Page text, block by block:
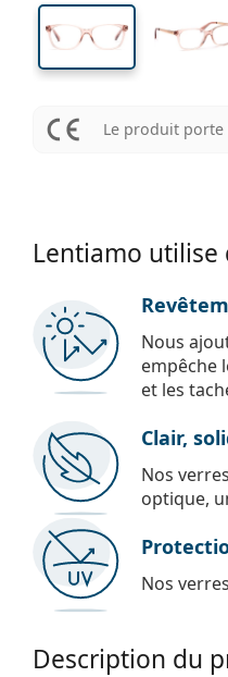
Le produit porte
Lentiamo utilise
Nous
empêche
et les
Clair,
Nos
optique,
Nos
Description du